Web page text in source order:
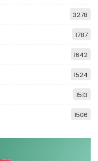
3278
1787
1642
1524
1513
1506